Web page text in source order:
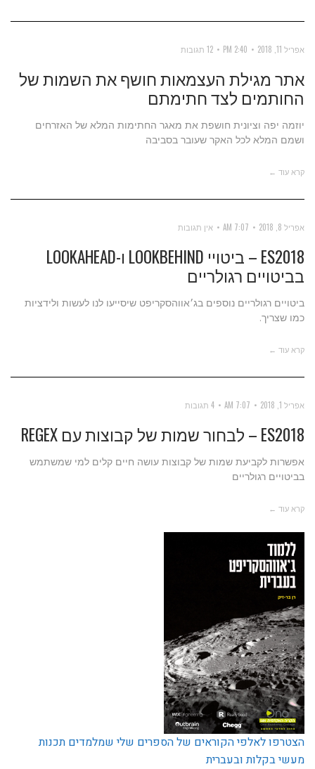
אפריל 11, 2018 2:40 PM 12 תגובות
אתר מגילת העצמאות חושף את השמות של
החותמים לצד חתימתם
יוזמה יפה וציונית חושפת את מאגר החתימות המלא של האזרחים
ושמם המלא לכל האקר שעובר בסביבה
קרא עוד ←
אפריל 8, 2018 7:07 AM אין תגובות
ES2018 – ביטויי LOOKBEHIND ו-LOOKAHEAD
בביטויים רגולריים
ביטויים רגולריים נוספים בג׳אווהסקריפט שיסייעו לנו לעשות ולידציות
כמו שצריך.
קרא עוד ←
אפריל 1, 2018 7:07 AM 4 תגובות
ES2018 – לבחור שמות של קבוצות עם REGEX
אפשרות לקביעת שמות של קבוצות עושה חיים קלים למי שמשתמש
בביטויים רגולריים
קרא עוד ←
הצטרפו לאלפי הקוראים של הספרים שלי שמלמדים תכנות
מעשי בקלות ובעברית